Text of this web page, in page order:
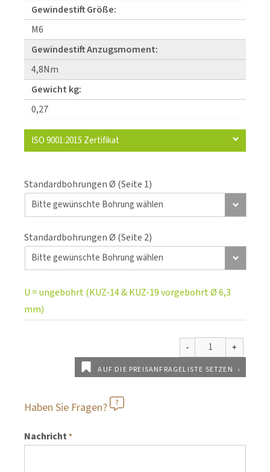
Gewindestift Größe:
M6
Gewindestift Anzugsmoment:
4,8Nm
Gewicht kg:
0,27
ISO 9001:2015 Zertifikat
Standardbohrungen Ø (Seite 1)
Standardbohrungen Ø (Seite 2)
U = ungebohrt (KUZ-14 & KUZ-19 vorgebohrt Ø 6,3
mm)
AUF DIE PREISANFRAGELISTE SETZEN
Haben Sie Fragen?
Nachricht*